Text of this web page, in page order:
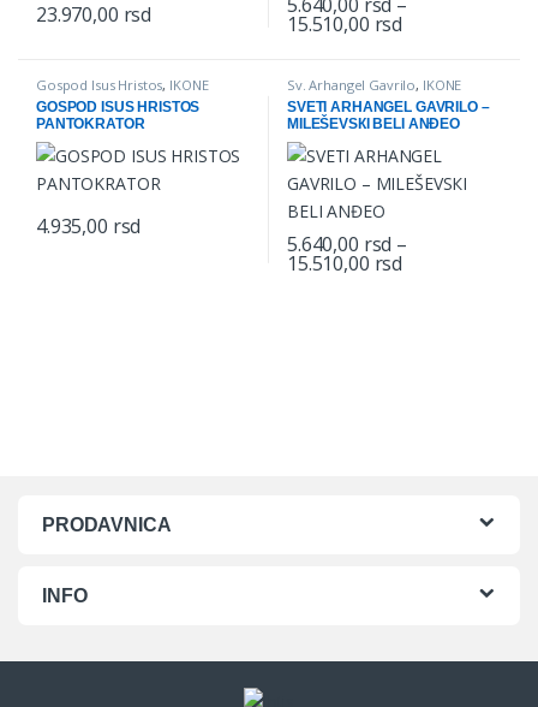
23.970,00 rsd 15.510,00 rsd
This product has multiple
Gospod Isus Hristos, IKONE
GOSPOD ISUS HRISTOS
PANTOKRATOR
4.935,00 rsd
This product has multiple variants. The options may be chosen
Sv. Arhangel Gavrilo, IKONE
SVETI ARHANGEL GAVRILO –
MILEŠEVSКI BELI ANĐEO
5.640,00 rsd –
15.510,00 rsd
This product has multiple
PRODAVNICA
INFO